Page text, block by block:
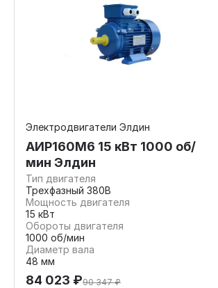
Электродвигатели Элдин
АИР160М6 15 кВт 1000 об/
мин Элдин
Тип двигателя
Трехфазный 380В
Мощность двигателя
15 кВт
Обороты двигателя
1000 об/мин
Диаметр вала
48 мм
84 023 ₽90 347 ₽